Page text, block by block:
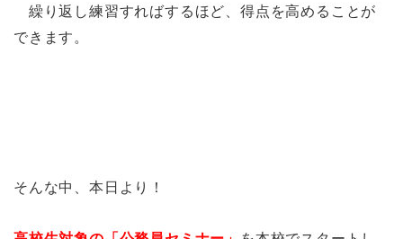
繰り返し練習すればするほど、得点を高めることが
できます。
そんな中、本日より！